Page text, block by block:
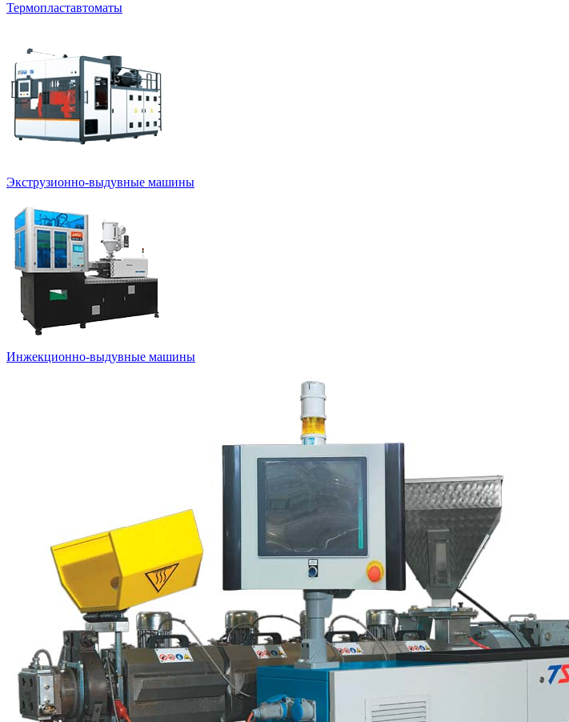
Термопластавтоматы
Экструзионно-выдувные машины
Инжекционно-выдувные машины